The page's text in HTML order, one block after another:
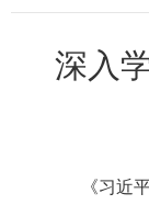
深入
《习近平